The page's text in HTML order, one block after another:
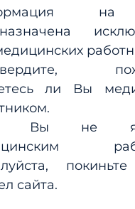
мягких
пр.).
— ведущий
форм
в состав
кластера.
на
ли Вы
Вы не
сайта.